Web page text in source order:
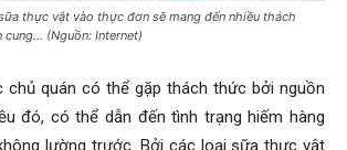
thực vật vào thực đơn sẽ mang đến nhiều thách
(Nguồn: Internet)
chủ quán có thể gặp thách thức bởi nguồn
đó, có thể dẫn đến tình trạng hiếm hàng
lường trước. Bởi các loại sữa thực vật